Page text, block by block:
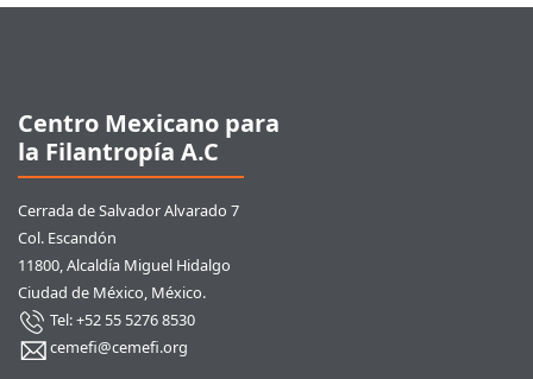
Centro Mexicano para
la Filantropía A.C
Cerrada de Salvador Alvarado 7
Col. Escandón
11800, Alcaldía Miguel Hidalgo
Ciudad de México, México.
Tel: +52 55 5276 8530
cemefi@cemefi.org